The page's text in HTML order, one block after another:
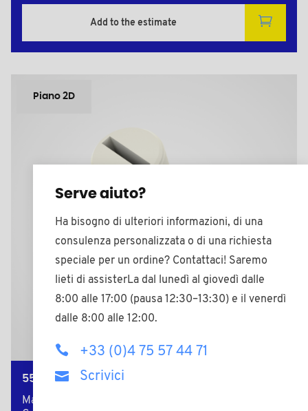
Add to the estimate
Piano 2D
551512A
Materiale: Poliammide (PA)
Serve aiuto?
Ha bisogno di ulteriori informazioni, di una
consulenza personalizzata o di una richiesta
speciale per un ordine? Contattaci! Saremo
lieti di assisterLa dal lunedì al giovedì dalle
8:00 alle 17:00 (pausa 12:30–13:30) e il venerdì
dalle 8:00 alle 12:00.
+33 (0)4 75 57 44 71
Scrivici